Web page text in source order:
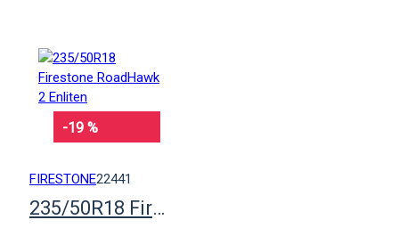
-19 %
FIRESTONE22441
235/50R18 Firestone RoadHawk 2 Enliten